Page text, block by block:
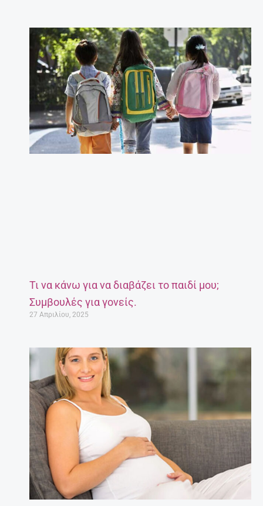
Τι να κάνω για να διαβάζει το παιδί μου;
Συμβουλές για γονείς.
27 Απριλίου, 2025